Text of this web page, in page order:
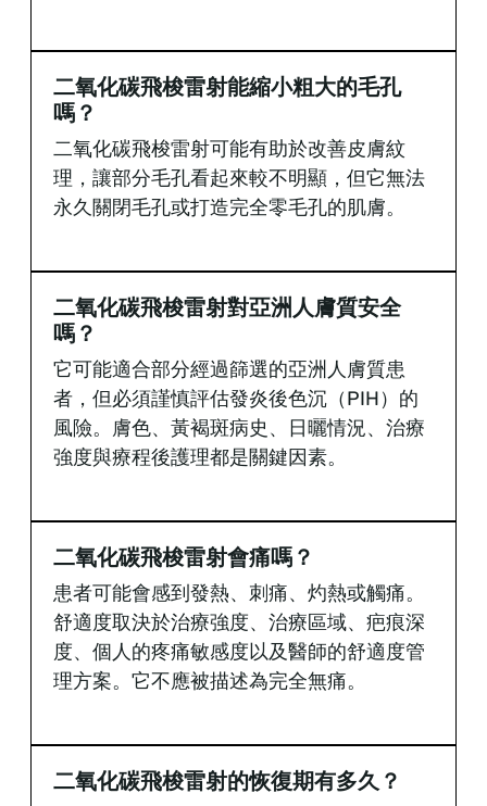
二氧化碳飛梭雷射能縮小粗大的毛孔
嗎？
二氧化碳飛梭雷射可能有助於改善皮膚紋
理，讓部分毛孔看起來較不明顯，但它無法
永久關閉毛孔或打造完全零毛孔的肌膚。
二氧化碳飛梭雷射對亞洲人膚質安全
嗎？
它可能適合部分經過篩選的亞洲人膚質患
者，但必須謹慎評估發炎後色沉（PIH）的
風險。膚色、黃褐斑病史、日曬情況、治療
強度與療程後護理都是關鍵因素。
二氧化碳飛梭雷射會痛嗎？
患者可能會感到發熱、刺痛、灼熱或觸痛。
舒適度取決於治療強度、治療區域、疤痕深
度、個人的疼痛敏感度以及醫師的舒適度管
理方案。它不應被描述為完全無痛。
二氧化碳飛梭雷射的恢復期有多久？